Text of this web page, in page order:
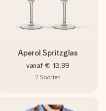
Aperol Spritzglas
vanaf € 13,99
2 Soorten